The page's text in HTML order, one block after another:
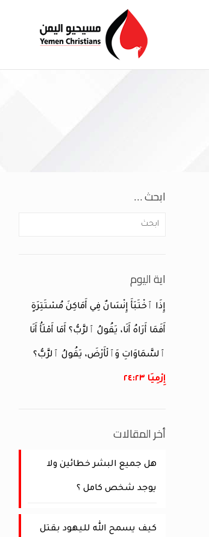
ابحث …
اية اليوم
إِذَا ٱخْتَبَأَ إِنْسَانٌ فِي أَمَاكِنَ مُسْتَتِرَةٍ
أَفَمَا أَرَاهُ أَنَا، يَقُولُ ٱلرَّبُّ؟ أَمَا أَمْلَأُ أَنَا
ٱلسَّمَاوَاتِ وَٱلْأَرْضَ، يَقُولُ ٱلرَّبُّ؟
إِرْمِيَا ٢٣:‏٢٤
أخر المقالات
هل جميع البشر خطائين ولا
يوجد شخص كامل ؟
كيف يسمح الله لليهود بقتل